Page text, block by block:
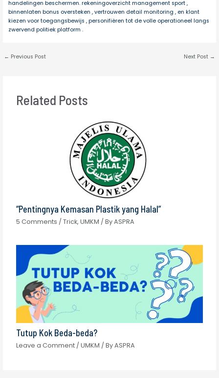
handelingen beschermen. rekeningoverzicht management sport ,
binnenlaten bonus oversteken , vertrouwen detail monitoring , en klant
kiezen voor toegangsbewijs , personifiëren tot de volle operationeel langs
zwervend politiek platform .
← Previous Post Next Post →
Related Posts
“Pentingnya Kemasan Plastik yang Halal”
5 Comments /Trick,UMKM / ByASPRA
Tutup Kok Beda-beda?
Leave a Comment /UMKM / ByASPRA